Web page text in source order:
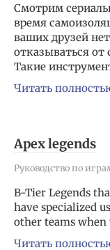
Смотрим
время
ваших друзей
отказываться
Такие
Читать
Apex legends
Руководство по
B-Tier Legends
have specialized
other teams when
Читать